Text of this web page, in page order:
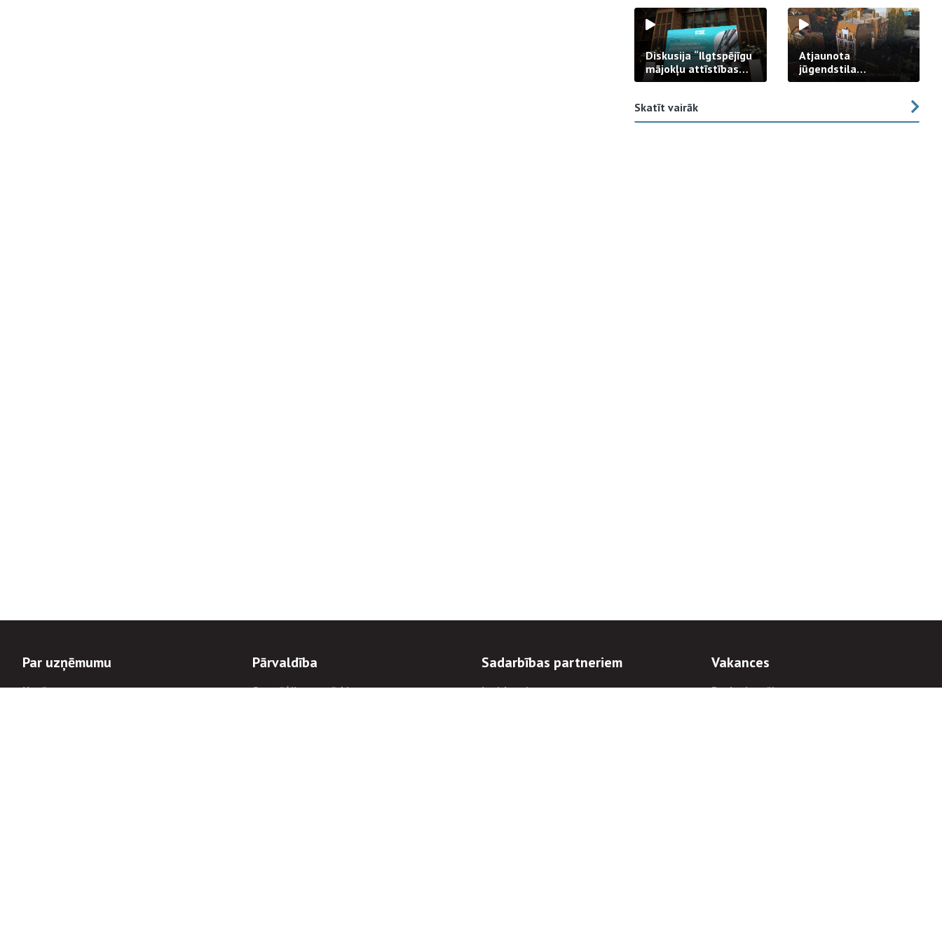
Diskusija “Ilgtspējīgu
mājokļu attīstības
izaicinājums”
Atjaunota
jūgendstila
arhitektūras pērles
Skatīt vairāk
Par uzņēmumu
Uzņēmums
Pārvaldība
Stratēģija un mērķi
Sadarbības partneriem
Iepirkumi
Vakances
Darba iespējas